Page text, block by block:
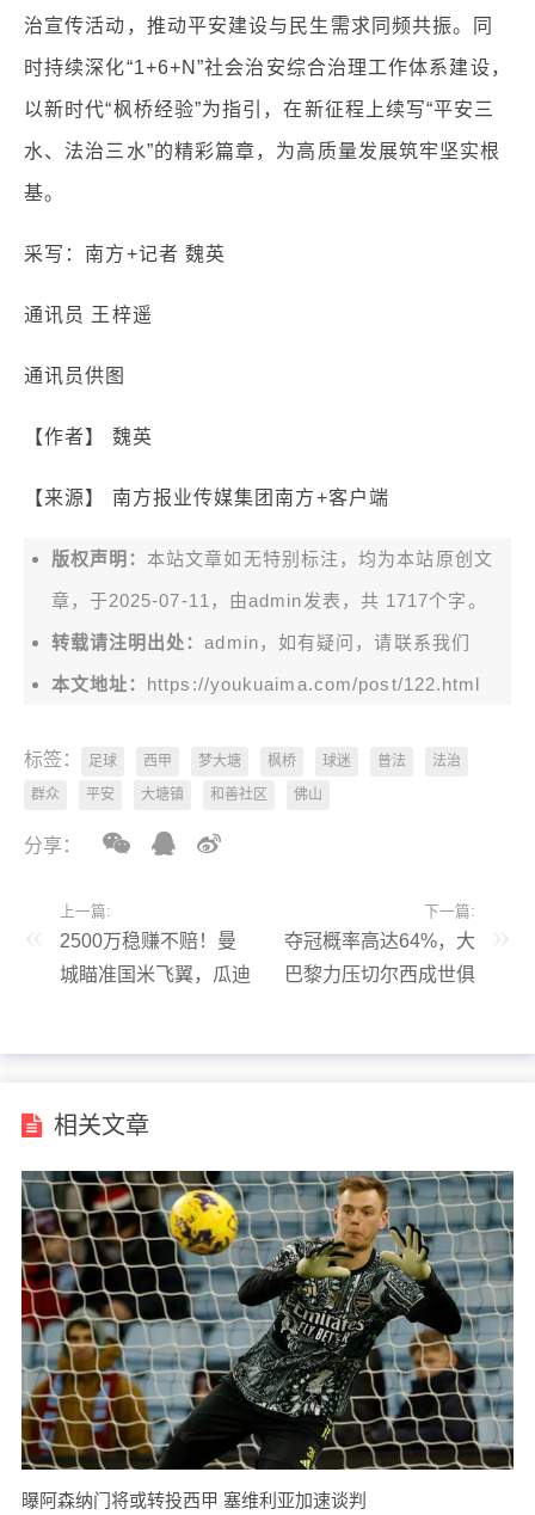
治宣传活动，推动平安建设与民生需求同频共振。同
时持续深化“1+6+N”社会治安综合治理工作体系建设，
以新时代“枫桥经验”为指引，在新征程上续写“平安三
水、法治三水”的精彩篇章，为高质量发展筑牢坚实根
基。
采写：南方+记者 魏英
通讯员 王梓遥
通讯员供图
【作者】 魏英
【来源】 南方报业传媒集团南方+客户端
版权声明： 本站文章如无特别标注，均为本站原创文
章，于2025-07-11，由admin 发表，共 1717个字。
转载请注明出处：admin，如有疑问，请联系我们
本文地址： https://youkuaima.com/post/122.html
标签： 足球 西甲 梦大塘 枫桥 球迷 普法
法治
群众
平安 大塘镇 和善社区 佛山
分享：
上一篇:
2500万稳赚不赔！曼
城瞄准国米飞翼，瓜迪
下一篇:
夺冠概率高达64%，大
巴黎力压切尔西成世俱
相关文章
曝阿森纳门将或转投西甲 塞维利亚加速谈判